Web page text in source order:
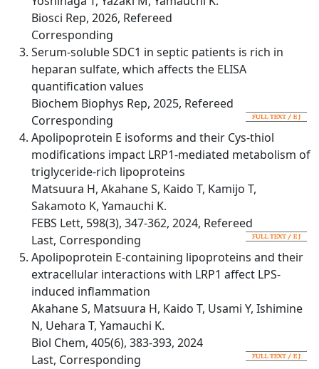
Biosci Rep, 2026, Refereed
Corresponding
Serum-soluble SDC1 in septic patients is rich in
heparan sulfate, which affects the ELISA
quantification values
Biochem Biophys Rep, 2025, Refereed
Corresponding
Apolipoprotein E isoforms and their Cys-thiol
modifications impact LRP1-mediated metabolism of
triglyceride-rich lipoproteins
Matsuura H, Akahane S, Kaido T, Kamijo T,
Sakamoto K, Yamauchi K.
FEBS Lett, 598(3), 347-362, 2024, Refereed
Last, Corresponding
Apolipoprotein E-containing lipoproteins and their
extracellular interactions with LRP1 affect LPS-
induced inflammation
Akahane S, Matsuura H, Kaido T, Usami Y, Ishimine
N, Uehara T, Yamauchi K.
Biol Chem, 405(6), 383-393, 2024
Last, Corresponding